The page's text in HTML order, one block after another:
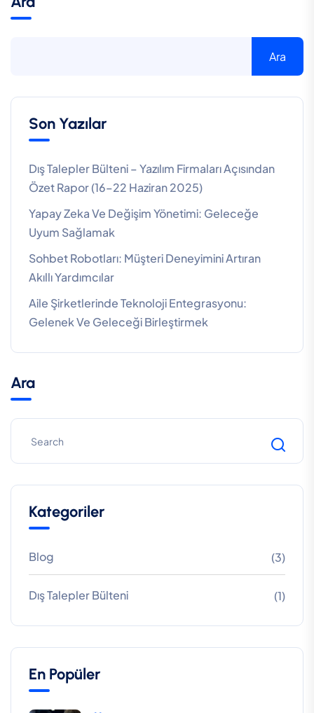
Ara
Son Yazılar
Dış Talepler Bülteni – Yazılım Firmaları Açısından
Özet Rapor (16–22 Haziran 2025)
Yapay Zeka Ve Değişim Yönetimi: Geleceğe
Uyum Sağlamak
Sohbet Robotları: Müşteri Deneyimini Artıran
Akıllı Yardımcılar
Aile Şirketlerinde Teknoloji Entegrasyonu:
Gelenek Ve Geleceği Birleştirmek
Ara
Kategoriler
Blog (3)
Dış Talepler Bülteni (1)
En Popüler